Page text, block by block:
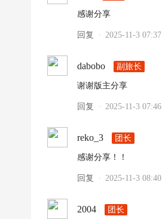
感谢分享
回复 · 2025-11-3 07:37
dabobo 副旅长
谢谢版主分享
回复 · 2025-11-3 07:46
reko_3 团长
感谢分享！！
回复 · 2025-11-3 08:40
2004 团长